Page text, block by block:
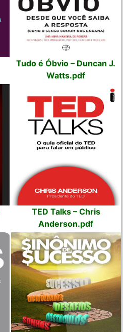
Tudo é Óbvio – Duncan J.
Watts.pdf
TED Talks – Chris
Anderson.pdf